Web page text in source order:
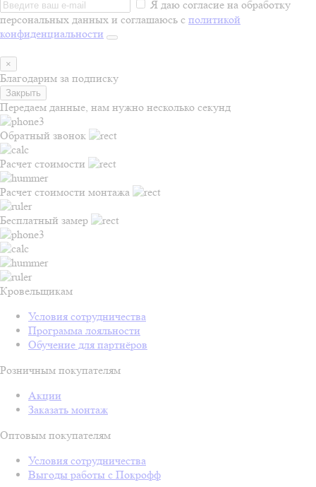
Я даю согласие на обработку
персональных данных и соглашаюсь с политикой
конфиденциальности
×
Благодарим за подписку
Закрыть
Передаем данные, нам нужно несколько секунд
Обратный звонок
Расчет стоимости
Расчет стоимости монтажа
Бесплатный замер
Кровельщикам
Условия сотрудничества
Программа лояльности
Обучение для партнёров
Розничным покупателям
Акции
Заказать монтаж
Оптовым покупателям
Условия сотрудничества
Выгоды работы с Покрофф